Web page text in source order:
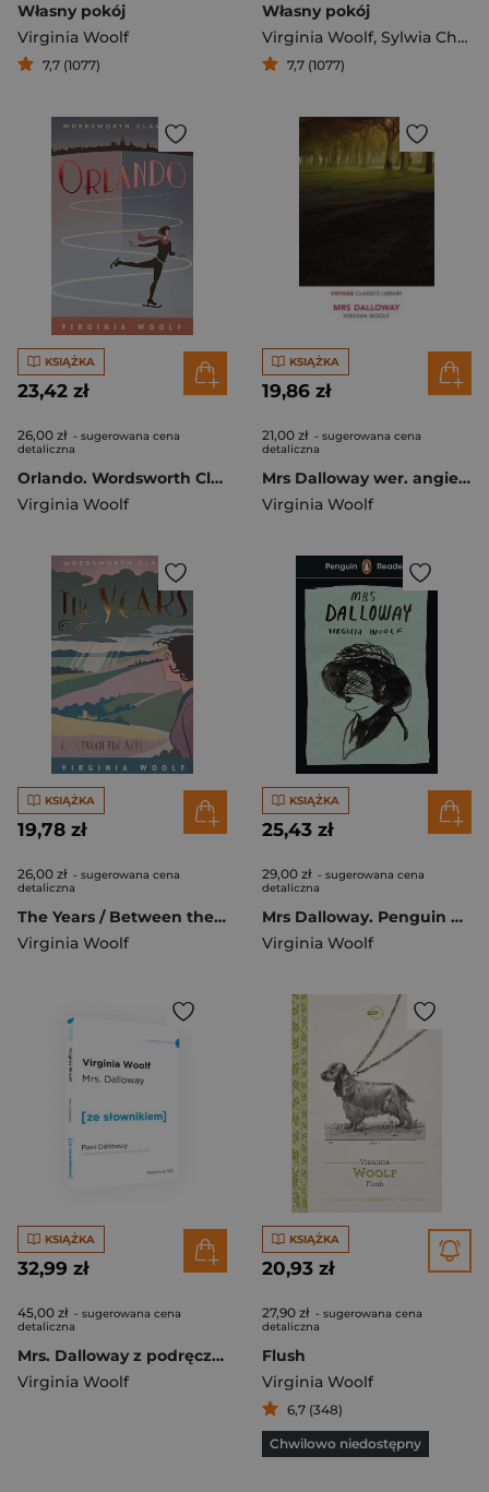
Własny pokój
Virginia Woolf
7,7 (1077)
Własny pokój
Virginia Woolf, Sylwia Chutnik
7,7 (1077)
KSIĄŻKA
23,42 zł
26,00 zł - sugerowana cena
detaliczna
Orlando. Wordsworth Classics wer. angielska
Virginia Woolf
KSIĄŻKA
19,86 zł
21,00 zł - sugerowana cena
detaliczna
Mrs Dalloway wer. angielska
Virginia Woolf
KSIĄŻKA
19,78 zł
26,00 zł - sugerowana cena
detaliczna
The Years / Between the Acts. Wordsworth Classics wer. angielska
Virginia Woolf
KSIĄŻKA
25,43 zł
29,00 zł - sugerowana cena
detaliczna
Mrs Dalloway. Penguin Readers Level 7 wer. angielska
Virginia Woolf
KSIĄŻKA
32,99 zł
45,00 zł - sugerowana cena
detaliczna
Mrs. Dalloway z podręcznym słownikiem angielsko-polskim
Virginia Woolf
KSIĄŻKA
20,93 zł
27,90 zł - sugerowana cena
detaliczna
Flush
Virginia Woolf
6,7 (348)
Chwilowo niedostępny